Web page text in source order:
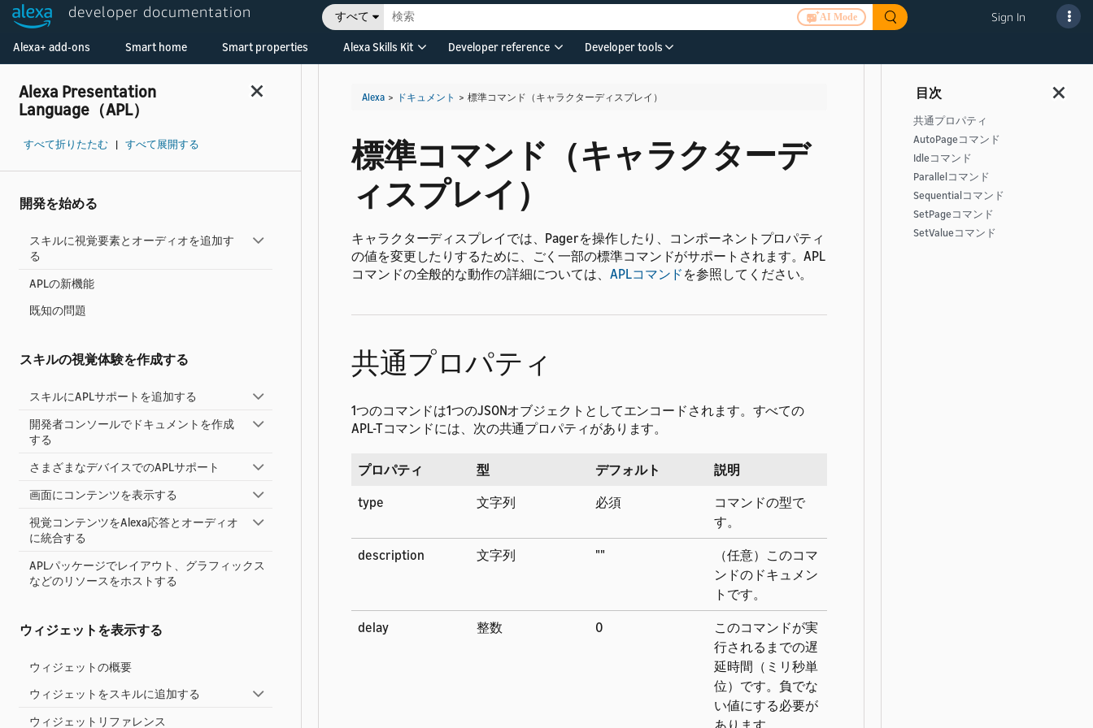
developer documentation すべて AI Mode Sign In
Alexa+ add-ons Smart home Smart properties Alexa Skills Kit Developer reference Developer tools
Alexa Presentation
Language（APL）
すべて折りたたむ | すべて展開する
開発を始める
スキルに視覚要素とオーディオを追加す
る
APLの新機能
既知の問題
スキルの視覚体験を作成する
スキルにAPLサポートを追加する
開発者コンソールでドキュメントを作成
する
さまざまなデバイスでのAPLサポート
画面にコンテンツを表示する
視覚コンテンツをAlexa応答とオーディオ
に統合する
APLパッケージでレイアウト、グラフィックス
などのリソースをホストする
ウィジェットを表示する
ウィジェットの概要
ウィジェットをスキルに追加する
ウィジェットリファレンス
Alexa > ドキュメント > 標準コマンド（キャラクターディスプレイ）
標準コマンド（キャラクターデ
ィスプレイ）
キャラクターディスプレイでは、Pagerを操作したり、コンポーネントプロパティ
の値を変更したりするために、ごく一部の標準コマンドがサポートされます。APL
コマンドの全般的な動作の詳細については、 APLコマンド を参照してください。
共通プロパティ
1つのコマンドは1つのJSONオブジェクトとしてエンコードされます。すべての
APL-Tコマンドには、次の共通プロパティがあります。
プロパティ 型 デフォルト
説明
type
文字列 必須
コマンドの型で
す。
description 文字列 ""
（任意）このコマ
ンドのドキュメン
トです。
delay 整数 0
このコマンドが実
行されるまでの遅
延時間（ミリ秒単
位）です。負でな
い値にする必要が
あります。
共通プロパティ
AutoPageコマンド
Idleコマンド
Parallelコマンド
Sequentialコマンド
SetPageコマンド
SetValueコマンド
Welcome! Ask the DevAssistant